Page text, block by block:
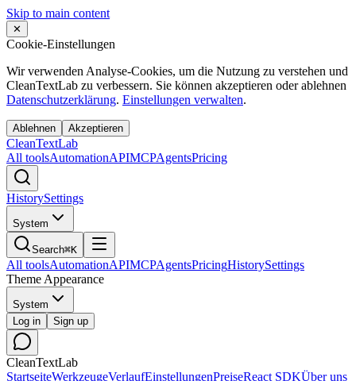
Skip to main content
✕
Cookie-Einstellungen
Wir verwenden Analyse-Cookies, um die Nutzung zu verstehen und
CleanTextLab zu verbessern. Sie können akzeptieren oder ablehnen
Datenschutzerklärung. Einstellungen verwalten.
Ablehnen Akzeptieren
CleanTextLab
All toolsAutomationAPIMCPAgentsPricing
HistorySettings
System
Search⌘K
All toolsAutomationAPIMCPAgentsPricingHistorySettings
Theme Appearance
System
Log in
Sign up
CleanTextLab
StartseiteWerkzeugeVerlaufEinstellungenPreiseReact SDKÜber uns